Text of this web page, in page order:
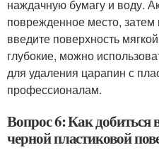
наждачную бумагу и воду.
поврежденное место, затем
введите поверхность
глубокие, можно
для удаления царапин с
профессионалам.
Вопрос 6: Как добиться
черной пластиковой